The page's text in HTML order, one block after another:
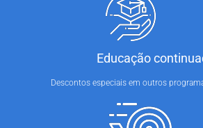
Educação
Descontos especiais em outros